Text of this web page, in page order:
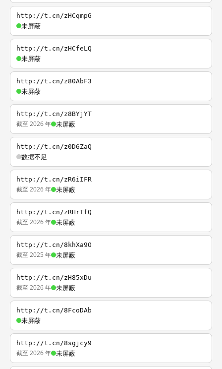
http://t.cn/zHCqmpG
未屏蔽
http://t.cn/zHCfeLQ
未屏蔽
http://t.cn/z80AbF3
未屏蔽
http://t.cn/z8BYjYT
截至 2026 年 未屏蔽
http://t.cn/z0D6ZaQ
数据不足
http://t.cn/zR6iIFR
截至 2026 年 未屏蔽
http://t.cn/zRHrTfQ
截至 2026 年 未屏蔽
http://t.cn/8khXa9O
截至 2025 年 未屏蔽
http://t.cn/zH85xDu
截至 2026 年 未屏蔽
http://t.cn/8FcoDAb
未屏蔽
http://t.cn/8sgjcy9
截至 2026 年 未屏蔽